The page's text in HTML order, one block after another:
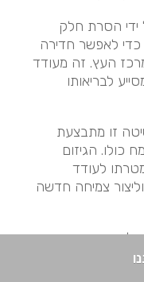
ידי הסרת חלק
כדי לאפשר חדירה
העץ. זה מעודד
לבריאותו
זו מתבצעת
הגיזום
לעודד
צמיחה חדשה
להסיר את הענפים
את כיפת העץ
אנשים וכלי